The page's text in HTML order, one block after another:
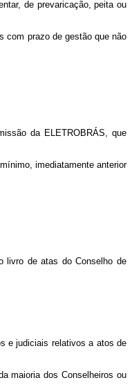
de prevaricação, peita ou
com prazo de gestão que não
da ELETROBRÁS, que
imediatamente anterior
de atas do Conselho de
e judiciais relativos a atos de
maioria dos Conselheiros ou